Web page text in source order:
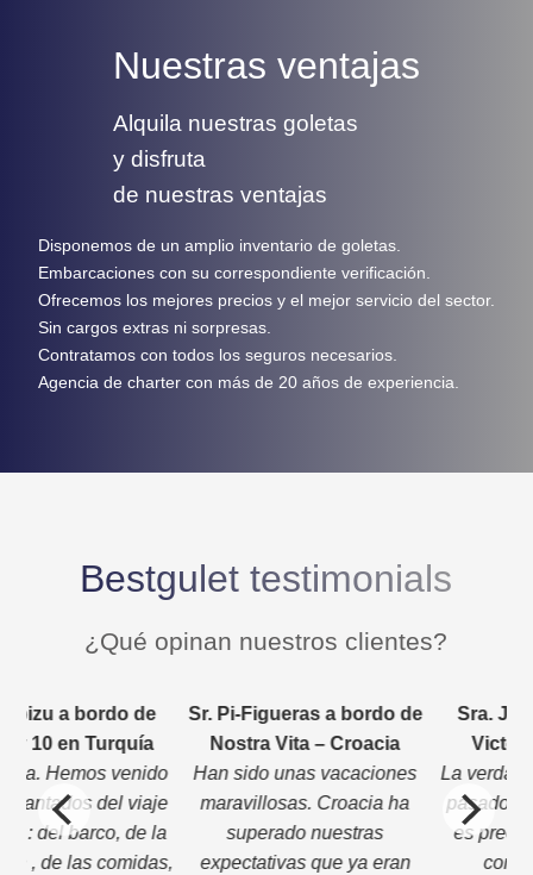
Nuestras ventajas
Alquila nuestras goletas
y disfruta
de nuestras ventajas
Disponemos de un amplio inventario de goletas.
Embarcaciones con su correspondiente verificación.
Ofrecemos los mejores precios y el mejor servicio del sector.
Sin cargos extras ni sorpresas.
Contratamos con todos los seguros necesarios.
Agencia de charter con más de 20 años de experiencia.
Bestgulet testimonials
¿Qué opinan nuestros clientes?
a bordo de
en Turquía
Hemos venido
del viaje
barco, de la
las comidas,
Sr. Pi-Figueras a bordo de
Nostra Vita – Croacia
Han sido unas vacaciones
maravillosas. Croacia ha
superado nuestras
expectativas que ya eran
Sra. Jorge
Victoria –
La verdad es
pasado muy
es preciosa.
con la